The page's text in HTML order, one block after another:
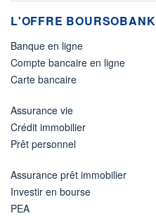
L'OFFRE BOURSOBANK
Banque en ligne
Compte bancaire en ligne
Carte bancaire
Assurance vie
Crédit immobilier
Prêt personnel
Assurance prêt immobilier
Investir en bourse
PEA